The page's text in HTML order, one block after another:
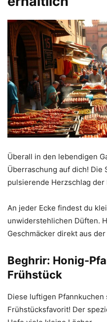
Überall in den lebendigen
Überraschung auf dich! Die
pulsierende Herzschlag der
An jeder Ecke findest du
unwiderstehlichen Düften.
Geschmäcker direkt aus
Beghrir: Honig-
Frühstück
Diese luftigen
Frühstücksfavorit! Der